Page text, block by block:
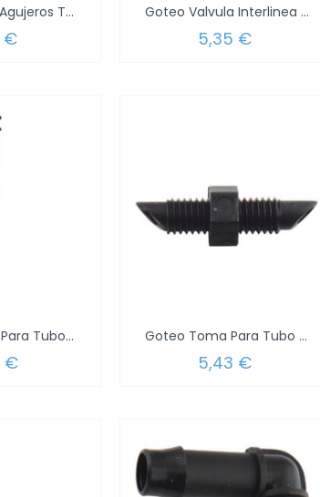
Goteo Tapon Agujeros Tubos 1/4" (Blister...
€
Goteo Valvula Interlinea 1/4" (Blister 5...
5,35 €
Goteo Estaca Para Tubo 1/4" (Blister 10...
€
Goteo Toma Para Tubo 1/4" (Blister 10...
5,43 €